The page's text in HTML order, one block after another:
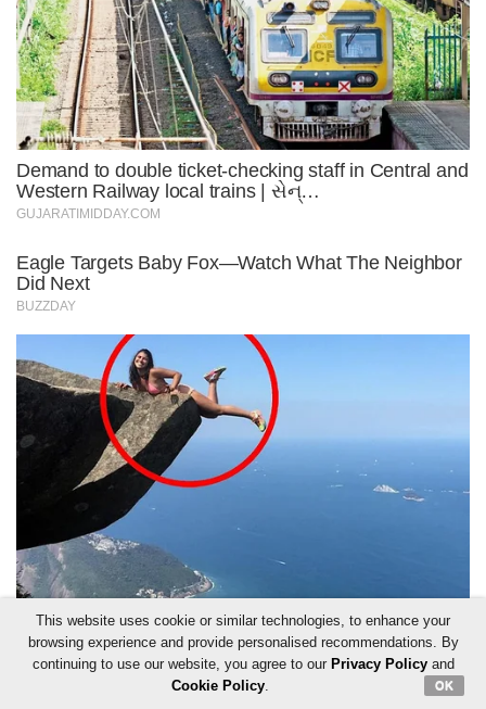
This website uses cookie or similar technologies, to enhance your
browsing experience and provide personalised recommendations. By
continuing to use our website, you agree to our Privacy Policyand
Cookie Policy. OK